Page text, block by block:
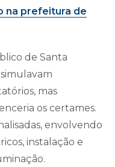
na prefeitura de
de Santa
mas
os certames.
envolvendo
instalação e